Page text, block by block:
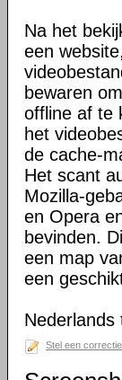
Na het
een
bewaren
offline af te
het
de cache-
Het scant
Mozilla-
en Opera
bevinden.
een map
een
Nederlands
Stel een